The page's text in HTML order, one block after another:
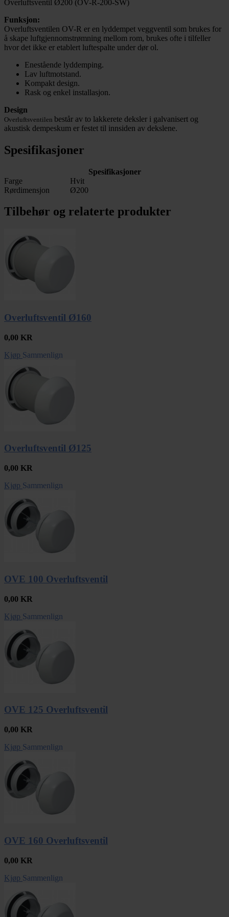
Overluftsventil Ø200 (OV-R-200-SW)
Funksjon:
Overluftsventilen OV-R er en lyddempet veggventil som brukes for
å skape luftgjennomstrømning mellom rom, brukes ofte i tilfeller
hvor det ikke er etablert luftespalte under dør ol.
Enestående lyddemping.
Lav luftmotstand.
Kompakt design.
Rask og enkel installasjon.
Design
Overluftsventilen består av to lakkerete deksler i galvanisert og
akustisk dempeskum er festet til innsiden av dekslene.
Spesifikasjoner
Spesifikasjoner
Farge
Hvit
Rørdimensjon
Ø200
Tilbehør og relaterte produkter
Overluftsventil Ø160
0,00 KR
Kjøp Sammenlign
Overluftsventil Ø125
0,00 KR
Kjøp Sammenlign
OVE 100 Overluftsventil
0,00 KR
Kjøp Sammenlign
OVE 125 Overluftsventil
0,00 KR
Kjøp Sammenlign
OVE 160 Overluftsventil
0,00 KR
Kjøp Sammenlign